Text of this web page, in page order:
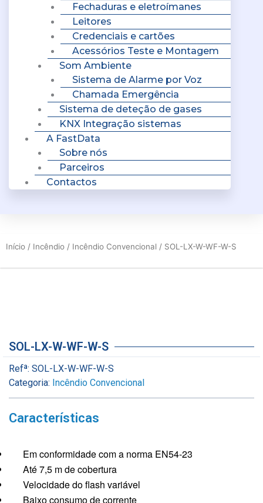
Fechaduras e eletroímanes
Leitores
Credenciais e cartões
Acessórios Teste e Montagem
Som Ambiente
Sistema de Alarme por Voz
Chamada Emergência
Sistema de deteção de gases
KNX Integração sistemas
A FastData
Sobre nós
Parceiros
Contactos
Início / Incêndio / Incêndio Convencional / SOL-LX-W-WF-W-S
SOL-LX-W-WF-W-S
Refª: SOL-LX-W-WF-W-S
Categoria: Incêndio Convencional
Características
Em conformidade com a norma EN54-23
Até 7,5 m de cobertura
Velocidade do flash variável
Baixo consumo de corrente